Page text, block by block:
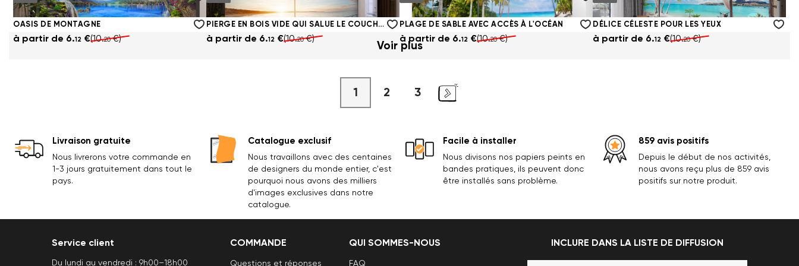
à partir de6.12€(10.20€) à partir de6.12€(10.20€) à partir de6.12€(10.20€) à partir de6.12€(10.20€)
OASIS DE MONTAGNE
à partir de 6.12 €(10.20€)
PIERGE EN BOIS VIDE QUI SALUE LE COUCHER DU SOLEIL
à partir de 6.12 €(10.20€)
PLAGE DE SABLE AVEC ACCÈS À L'OCÉAN
à partir de 6.12 €(10.20€)
DÉLICE CÉLESTE POUR LES YEUX
à partir de 6.12 €(10.20€)
Voir plus
1 2 3
Livraison gratuite
Nous livrerons votre commande en
1-3 jours gratuitement dans tout le
pays.
Catalogue exclusif
Nous travaillons avec des centaines
de designers du monde entier, c'est
pourquoi nous avons des milliers
d'images exclusives dans notre
catalogue.
Facile à installer
Nous divisons nos papiers peints en
bandes pratiques, ils peuvent donc
être installés sans problème.
859 avis positifs
Depuis le début de nos activités,
nous avons reçu plus de 859 avis
positifs sur notre produit.
Service client
Du lundi au vendredi : 9h00–18h00
COMMANDE
Questions et réponses
QUI SOMMES-NOUS
FAQ
INCLURE DANS LA LISTE DE DIFFUSION